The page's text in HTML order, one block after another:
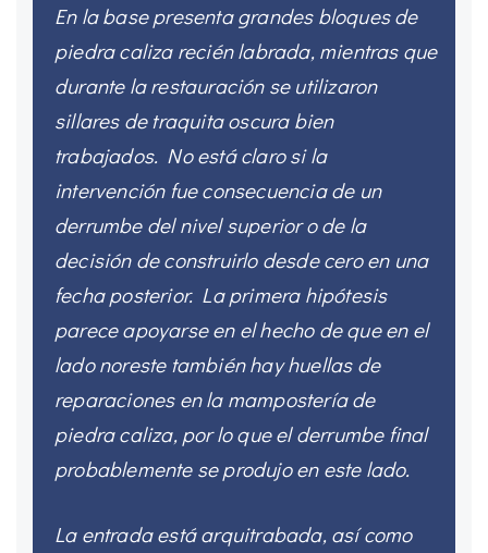
En la base presenta grandes bloques de
piedra caliza recién labrada, mientras que
durante la restauración se utilizaron
sillares de traquita oscura bien
trabajados. No está claro si la
intervención fue consecuencia de un
derrumbe del nivel superior o de la
decisión de construirlo desde cero en una
fecha posterior. La primera hipótesis
parece apoyarse en el hecho de que en el
lado noreste también hay huellas de
reparaciones en la mampostería de
piedra caliza, por lo que el derrumbe final
probablemente se produjo en este lado.
La entrada está arquitrabada, así como